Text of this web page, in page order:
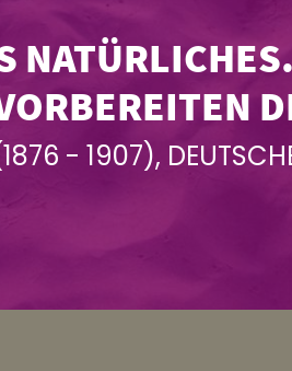
- 1907),